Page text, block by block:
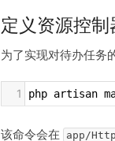
定义资源控制
为了实现对待办任务
1 php artisan
该命令会在 app/